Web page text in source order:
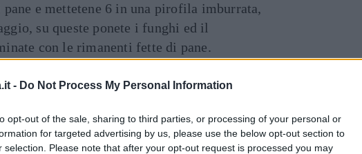
- Do Not Process My Personal Information
opt-out of the sale, sharing to third parties, or processing of your personal or
for targeted advertising by us, please use the below opt-out section to
selection. Please note that after your opt-out request is processed you may
e mettetene 6 in una pirofila imburrata,
su queste ponete i funghi ed il
con le rimanenti fette di pane.
il latte, sale, pepe, versate il liquido
per qualche ora; coprite e tenete al fresco.
ad andare in tavola, mettete lo sformato
(poco meno di 180 gradi) per 30-35
recipiente.